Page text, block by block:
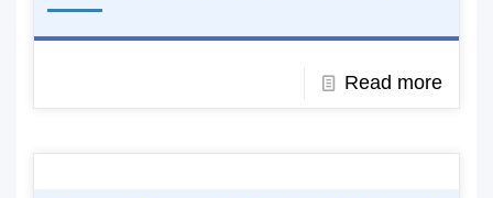
Read more